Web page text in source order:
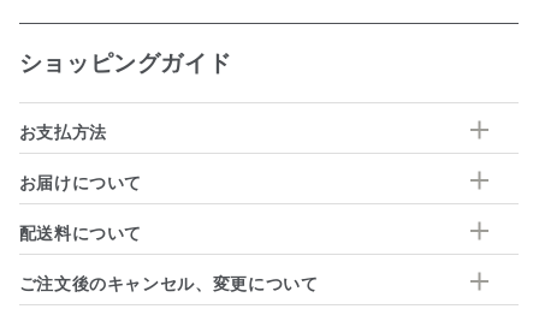
ショッピングガイド
お支払方法
お届けについて
配送料について
ご注文後のキャンセル、変更について